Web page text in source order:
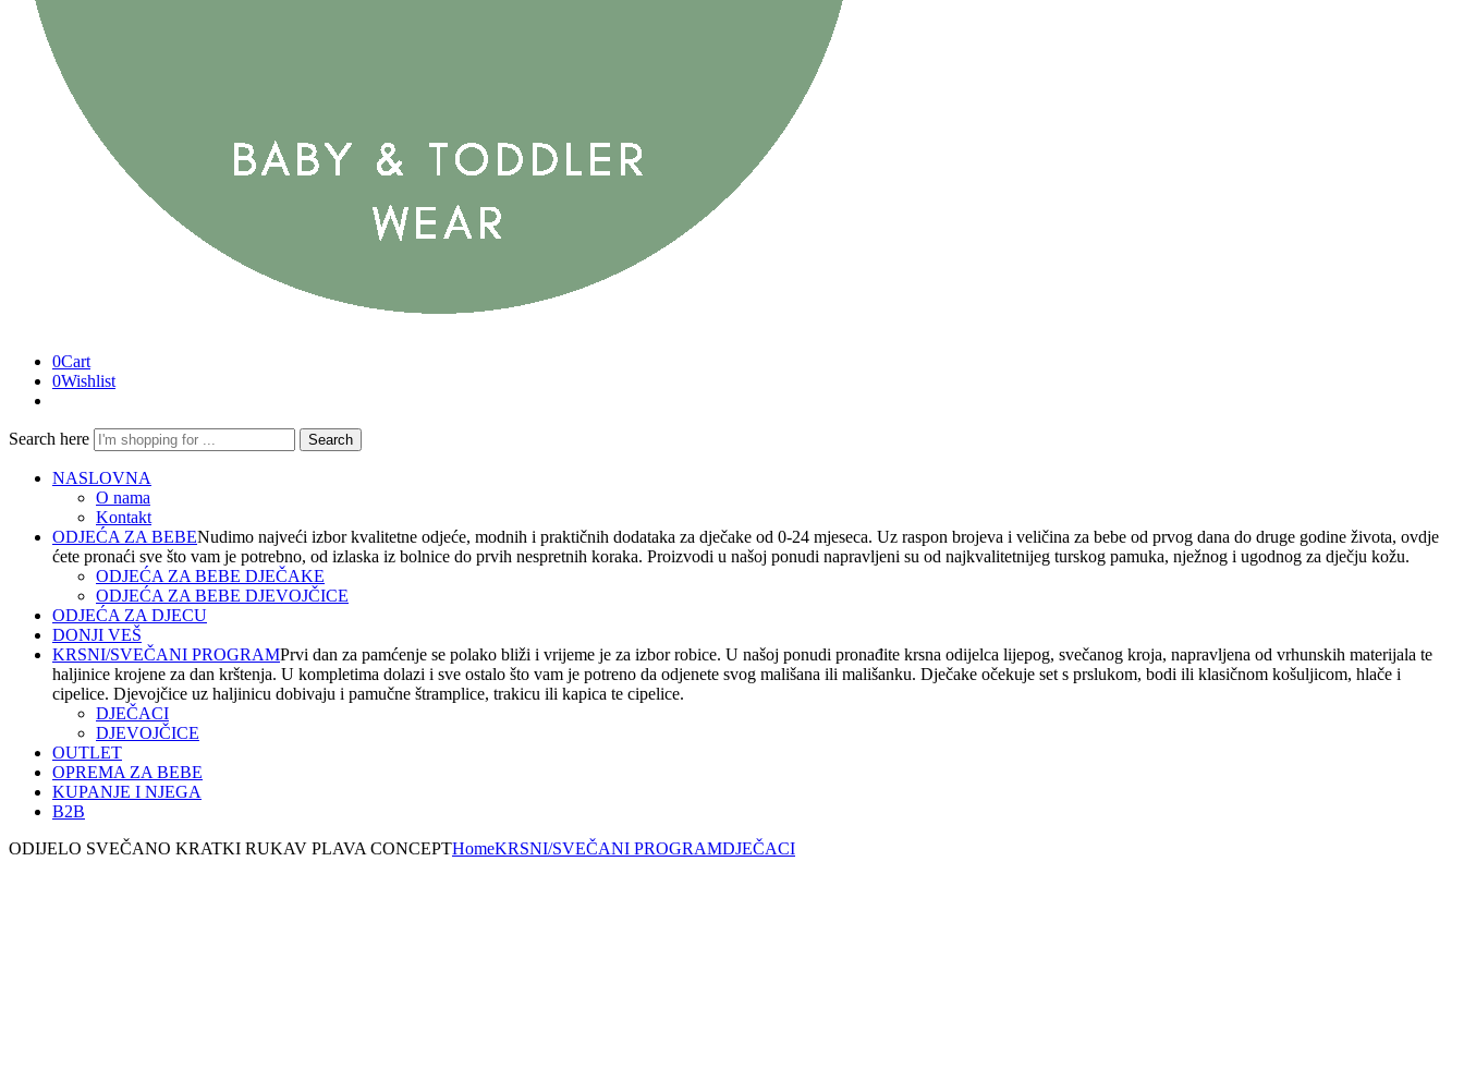
0Cart
0Wishlist
Search here Search
NASLOVNA
O nama
Kontakt
ODJEĆA ZA BEBENudimo najveći izbor kvalitetne odjeće, modnih i praktičnih dodataka za dječake od 0-24 mjeseca. Uz raspon brojeva i veličina za bebe od prvog dana do druge godine života, ovdje
ćete pronaći sve što vam je potrebno, od izlaska iz bolnice do prvih nespretnih koraka. Proizvodi u našoj ponudi napravljeni su od najkvalitetnijeg turskog pamuka, nježnog i ugodnog za dječju kožu.
ODJEĆA ZA BEBE DJEČAKE
ODJEĆA ZA BEBE DJEVOJČICE
ODJEĆA ZA DJECU
DONJI VEŠ
KRSNI/SVEČANI PROGRAMPrvi dan za pamćenje se polako bliži i vrijeme je za izbor robice. U našoj ponudi pronađite krsna odijelca lijepog, svečanog kroja, napravljena od vrhunskih materijala te
haljinice krojene za dan krštenja. U kompletima dolazi i sve ostalo što vam je potreno da odjenete svog mališana ili mališanku. Dječake očekuje set s prslukom, bodi ili klasičnom košuljicom, hlače i
cipelice. Djevojčice uz haljinicu dobivaju i pamučne štramplice, trakicu ili kapica te cipelice.
DJEČACI
DJEVOJČICE
OUTLET
OPREMA ZA BEBE
KUPANJE I NJEGA
B2B
ODIJELO SVEČANO KRATKI RUKAV PLAVA CONCEPTHomeKRSNI/SVEČANI PROGRAMDJEČACI